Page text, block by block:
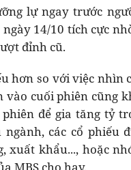
lự ngay trước
14/10 tích cực
đỉnh cũ.
hơn so với việc nhìn
cuối phiên cũng
để gia tăng tỷ
các cổ phiếu
xuất khẩu..., hoặc
MBS cho hay.